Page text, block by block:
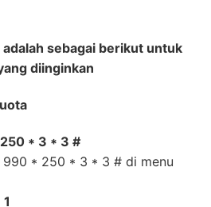
sebagai berikut untuk
diinginkan
* 3 * 3 #
990 * 250 * 3 * 3 # di menu